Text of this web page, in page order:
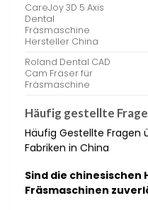
CareJoy 3D 5 Axis
Dental
Fräsmaschine
Hersteller China
Roland Dental CAD
Cam Fräser für
Fräsmaschine
Häufig gestellte
Häufig Gestellte Fragen
Fabriken in China
Sind die chinesischen
Fräsmaschinen